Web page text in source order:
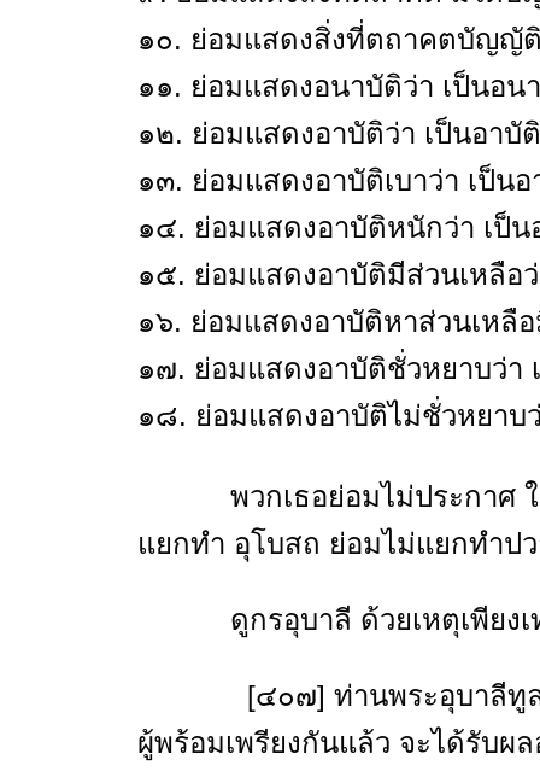
๑๐. ย่อมแสดงสิ่งที่ตถาคตบัญญั
๑๑. ย่อมแสดงอนาบัติว่า เป็นอน
๑๒. ย่อมแสดงอาบัติว่า เป็นอาบัติ
๑๓. ย่อมแสดงอาบัติเบาว่า เป็นอ
๑๔. ย่อมแสดงอาบัติหนักว่า เป็
๑๕. ย่อมแสดงอาบัติมีส่วนเหลือ
๑๖. ย่อมแสดงอาบัติหาส่วนเหลื
๑๗. ย่อมแสดงอาบัติชั่วหยาบว่า
๑๘. ย่อมแสดงอาบัติไม่ชั่วหยาบ
พวกเธอย่อมไม่ประกาศ ให้
แยกทำ อุโบสถ ย่อมไม่แยกทำป
ดูกรอุบาลี ด้วยเหตุเพียงเท่
[๔๐๗] ท่านพระอุบาลีทูลถา
ผู้พร้อมเพรียงกันแล้ว จะได้รับผล